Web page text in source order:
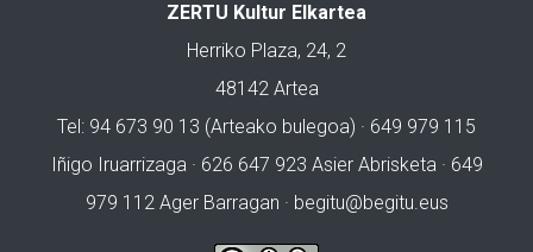
ZERTU Kultur Elkartea
Herriko Plaza, 24, 2
48142 Artea
Tel: 94 673 90 13 (Arteako bulegoa) · 649 979 115
Iñigo Iruarrizaga · 626 647 923 Asier Abrisketa · 649
979 112 Ager Barragan · begitu@begitu.eus